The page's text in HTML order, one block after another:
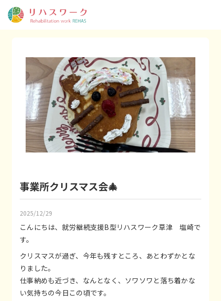
事業所クリスマス会🎄
2025/12/29
こんにちは、就労継続支援B型リハスワーク草津 塩崎で
す。
クリスマスが過ぎ、今年も残すところ、あとわずかとな
りました。
仕事納めも近づき、なんとなく、ソワソワと落ち着かな
い気持ちの今日この頃です。